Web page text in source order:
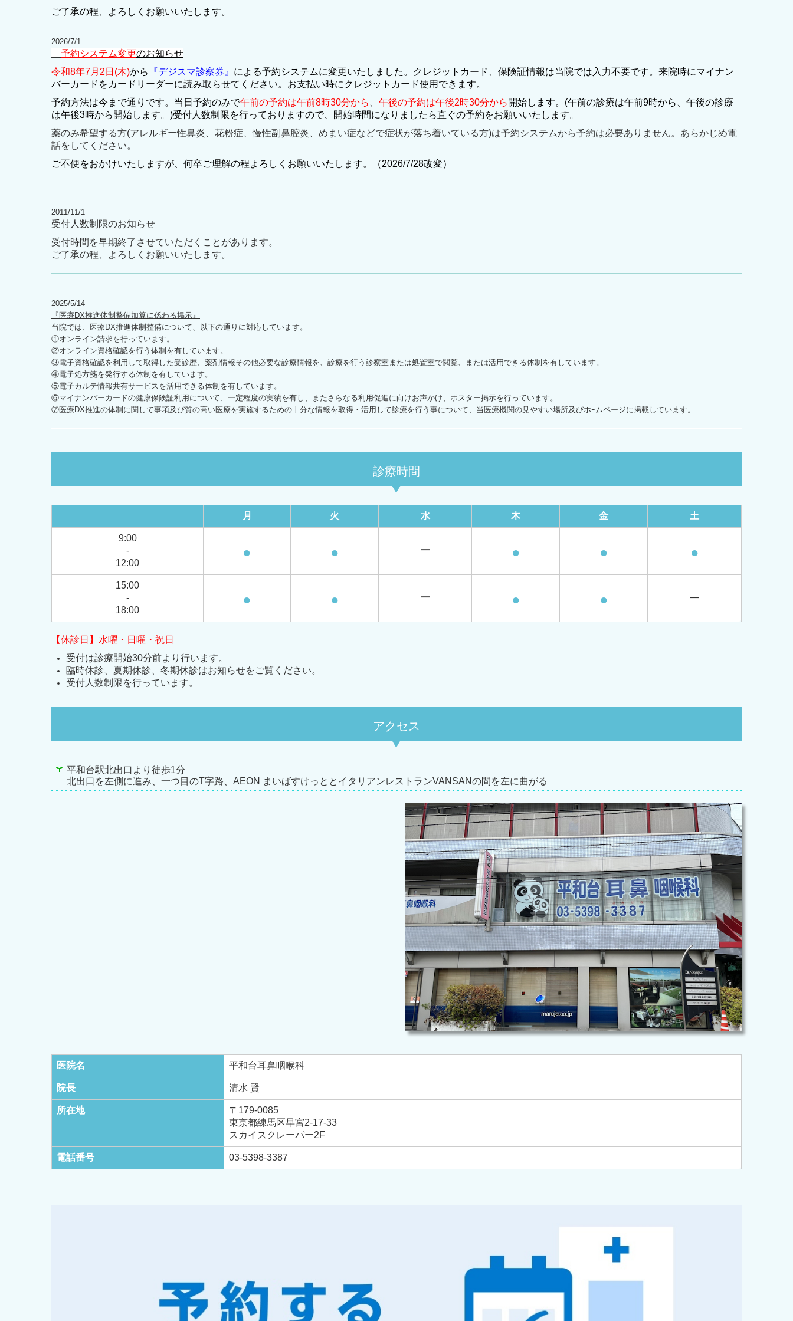
ご了承の程、よろしくお願いいたします。
2026/7/1
予約システム変更のお知らせ
令和8年7月2日(木)から 『デジスマ診察券』 による予約システムに変更いたしました。クレジットカード、保険証情報は当院では入力不要です。来院時にマイナン
バーカードをカードリーダーに読み取らせてください。お支払い時にクレジットカード使用できます。
予約方法は今まで通りです。当日予約のみで午前の予約は午前8時30分から 午後の予約は午後2時30分から 開始します。(午前の診療は午前9時から、午後の診療
は午後3時から開始します。)受付人数制限を行っておりますので、開始時間になりましたら直ぐの予約をお願いいたします。
薬のみ希望する方(アレルギー性鼻炎、花粉症、慢性副鼻腔炎、めまい症などで症状が落ち着いている方)は予約システムから予約は必要ありません。あらかじめ電
話をしてください。
ご不便をおかけいたしますが、何卒ご理解の程よろしくお願いいたします。（2026/7/28改変）
2011/11/1
受付人数制限のお知らせ
受付時間を早期終了させていただくことがあります。
ご了承の程、よろしくお願いいたします。
2025/5/14
『医療DX推進体制整備加算に係わる掲示』
当院では、医療DX推進体制整備について、以下の通りに対応しています。
①オンライン請求を行っています。
②オンライン資格確認を行う体制を有しています。
③電子資格確認を利用して取得した受診歴、薬剤情報その他必要な診療情報を、診療を行う診察室または処置室で閲覧、または活用できる体制を有しています。
④電子処方箋を発行する体制を有しています。
⑤電子カルテ情報共有サービスを活用できる体制を有しています。
⑥マイナンバーカードの健康保険証利用について、一定程度の実績を有し、またさらなる利用促進に向けお声かけ、ポスター掲示を行っています。
⑦医療DX推進の体制に関して事項及び質の高い医療を実施するための十分な情報を取得・活用して診療を行う事について、当医療機関の見やすい場所及びホｰムページに掲載しています。
診療時間
月 火 水 木 金 土
9:00
-
12:00
● ● ー ● ● ●
15:00
-
18:00
● ● ー ● ● ー
【休診日】水曜・日曜・祝日
受付は診療開始30分前より行います。
臨時休診、夏期休診、冬期休診はお知らせをご覧ください。
受付人数制限を行っています。
アクセス
平和台駅北出口より徒歩1分
北出口を左側に進み、一つ目のT字路、AEON まいばすけっととイタリアンレストランVANSANの間を左に曲がる
医院名 平和台耳鼻咽喉科
院長 清水 賢
所在地
〒179-0085
東京都練馬区早宮2-17-33
スカイスクレーパー2F
電話番号 03-5398-3387